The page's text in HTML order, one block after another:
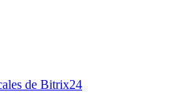
de Bitrix24